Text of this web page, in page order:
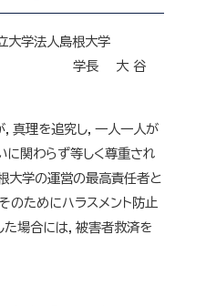
大学
谷
真理を追究し，一人一人が
に関わらず等しく尊重され
大学の運営の最高責任者と
のためにハラスメント防止
場合には，被害者救済を